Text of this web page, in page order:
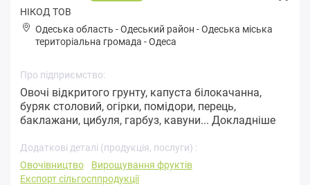
НІКОД ТОВ
Одеська область -Одеський район -Одeськa міська
територіальна громада -Одеса
Про підприємство:
Овочі відкритого грунту, капуста білокачанна,
буряк столовий, огірки, помідори, перець,
баклажани, цибуля, гарбуз, кавуни... Докладніше
Додаткові деталі (продукція, послуги) :
Овочівництво
Вирощування фруктів
Експорт сільгосппродукції